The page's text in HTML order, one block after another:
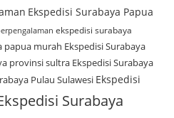
Ekspedisi Surabaya Papua
ekspedisi surabaya
papua murah Ekspedisi Surabaya
provinsi sultra Ekspedisi Surabaya
Pulau Sulawesi Ekspedisi
Surabaya